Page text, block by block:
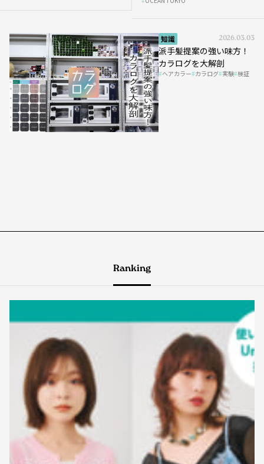
知識 2026.03.03
派手髪提案の強い味方！
カラログを大解剖
ヘアカラー カラログ 実験 検証
Ranking